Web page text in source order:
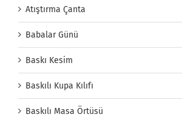
Atıştırma Çanta
Babalar Günü
Baskı Kesim
Baskılı Kupa Kılıfı
Baskılı Masa Örtüsü